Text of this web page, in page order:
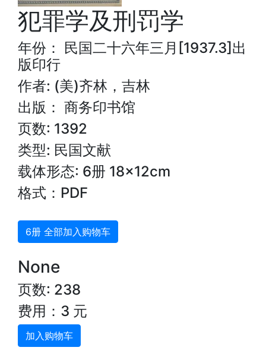
犯罪学及刑罚学
年份： 民国二十六年三月[1937.3]出
版印行
作者: (美)齐林，吉林
出版： 商务印书馆
页数: 1392
类型: 民国文献
载体形态: 6册 18×12cm
格式：PDF
6册 全部加入购物车
None
页数: 238
费用：3 元
加入购物车